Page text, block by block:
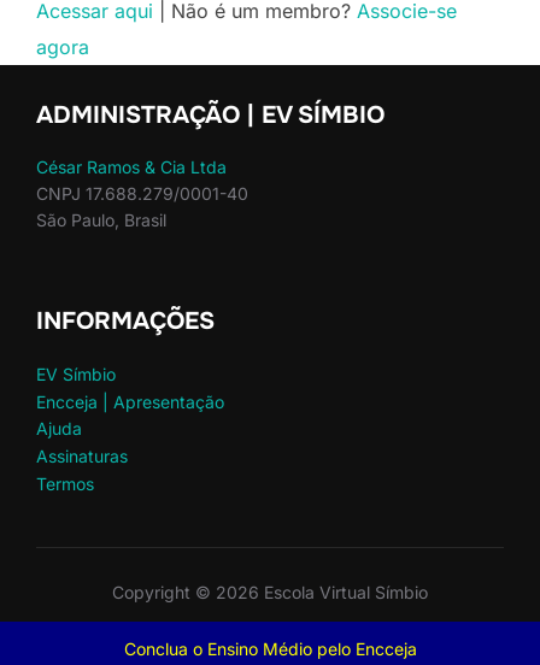
Conclua o Ensino Médio pelo Encceja
Acessar aqui | Não é um membro? Associe-se
agora
ADMINISTRAÇÃO | EV SÍMBIO
César Ramos & Cia Ltda
CNPJ 17.688.279/0001-40
São Paulo, Brasil
INFORMAÇÕES
EV Símbio
Encceja | Apresentação
Ajuda
Assinaturas
Termos
Copyright © 2026 Escola Virtual Símbio